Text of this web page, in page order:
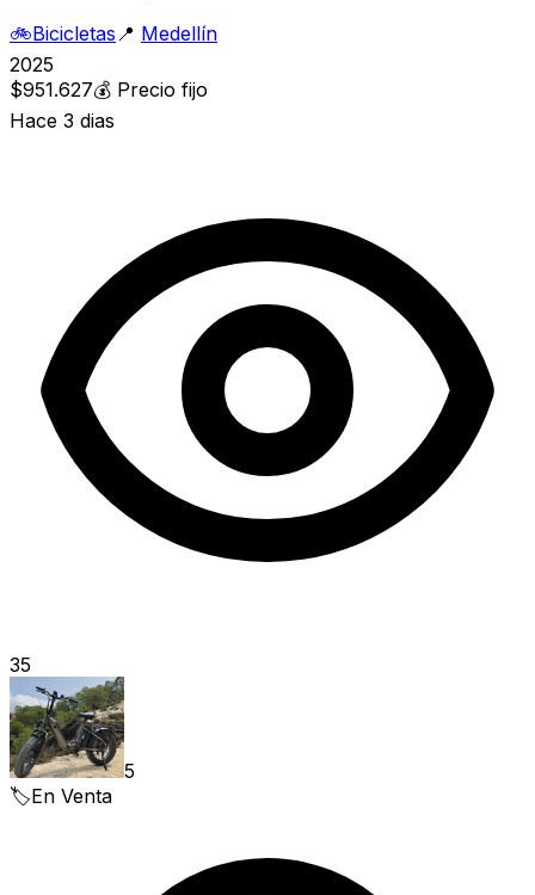
🚲Bicicletas 📍 Medellín
2025
$951.627💰 Precio fijo
Hace 3 dias
35
5
🏷️En Venta